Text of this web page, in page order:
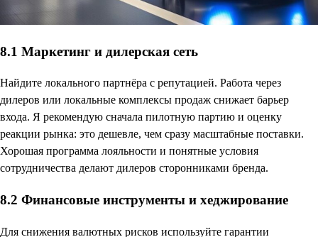
8.1 Маркетинг и дилерская сеть
Найдите локального партнёра с репутацией. Работа через
дилеров или локальные комплексы продаж снижает барьер
входа. Я рекомендую сначала пилотную партию и оценку
реакции рынка: это дешевле, чем сразу масштабные поставки.
Хорошая программа лояльности и понятные условия
сотрудничества делают дилеров сторонниками бренда.
8.2 Финансовые инструменты и хеджирование
Для снижения валютных рисков используйте гарантии